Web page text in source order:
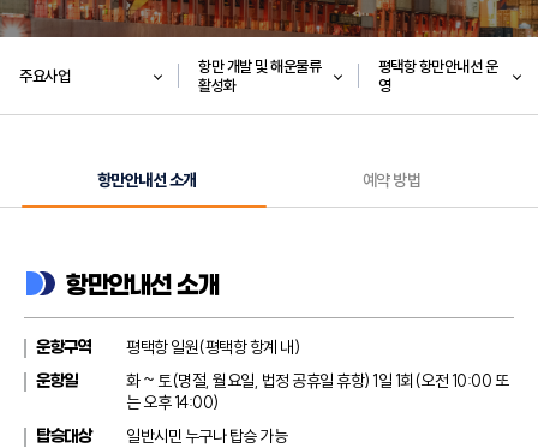
주요사업
항만 개발 및 해운물류
활성화
평택항 항만안내선 운
영
항만안내선 소개 예약 방법
항만안내선 소개
운항구역 평택항 일원(평택항 항계 내)
운항일
화 ~ 토(명절, 월요일, 법정 공휴일 휴항) 1일 1회(오전 10:00 또
는 오후 14:00)
탑승대상 일반시민 누구나 탑승 가능